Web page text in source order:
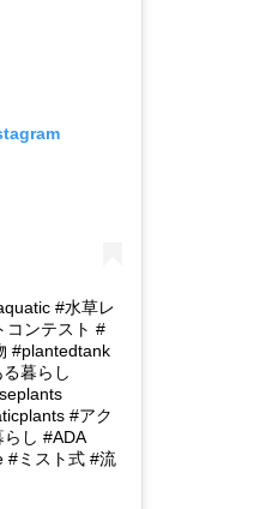
#水草レ
コンテスト #
#plantedtank
暮らし
#アク
し #ADA
#ミスト式 #流